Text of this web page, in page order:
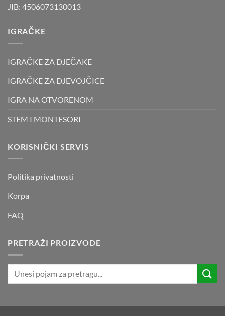
JIB: 4506073130013
IGRAČKE
IGRAČKE ZA DJEČAKE
IGRAČKE ZA DJEVOJČICE
IGRA NA OTVORENOM
STEM I MONTESORI
KORISNIČKI SERVIS
Politika privatnosti
Korpa
FAQ
PRETRAŽI PROIZVODE